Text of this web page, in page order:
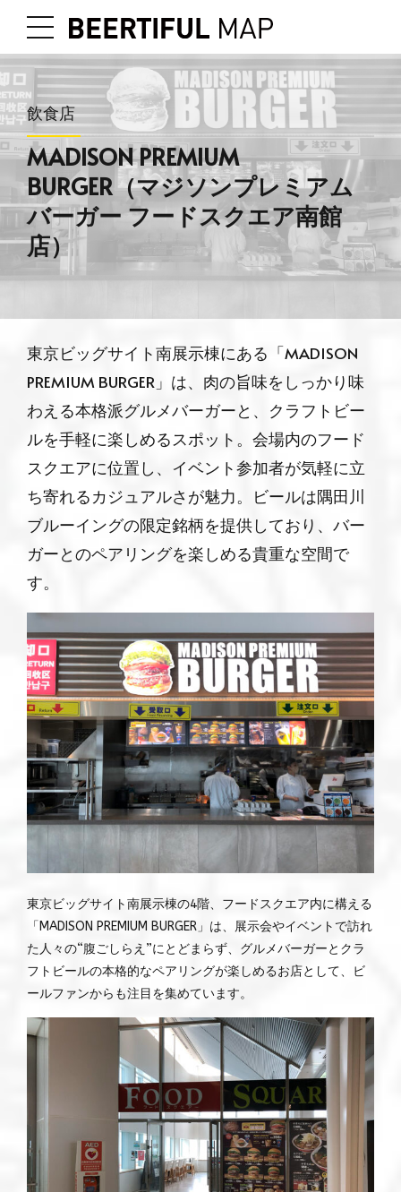
飲食店
MADISON PREMIUM
BURGER（マジソンプレミアム
バーガー フードスクエア南館
店）
東京ビッグサイト南展示棟にある「MADISON
PREMIUM BURGER」は、肉の旨味をしっかり味
わえる本格派グルメバーガーと、クラフトビー
ルを手軽に楽しめるスポット。会場内のフード
スクエアに位置し、イベント参加者が気軽に立
ち寄れるカジュアルさが魅力。ビールは隅田川
ブルーイングの限定銘柄を提供しており、バー
ガーとのペアリングを楽しめる貴重な空間で
す。
東京ビッグサイト南展示棟の4階、フードスクエア内に構える
「MADISON PREMIUM BURGER」は、展示会やイベントで訪れ
た人々の“腹ごしらえ”にとどまらず、グルメバーガーとクラ
フトビールの本格的なペアリングが楽しめるお店として、ビ
ールファンからも注目を集めています。